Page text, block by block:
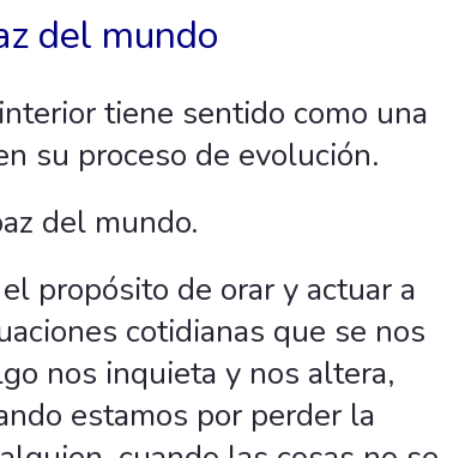
del mundo
tiene sentido como una
su proceso de evolución.
del mundo.
propósito de orar y actuar a
cotidianas que se nos
nos inquieta y nos altera,
estamos por perder la